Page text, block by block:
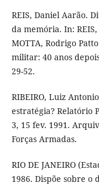
REIS, Daniel Aarão.
da memória. In:
MOTTA, Rodrigo
militar: 40 anos
29-52.
RIBEIRO, Luiz
estratégia? Relatório
3, 15 fev. 1991.
Forças Armadas.
RIO DE JANEIRO
1986. Dispõe sobre o